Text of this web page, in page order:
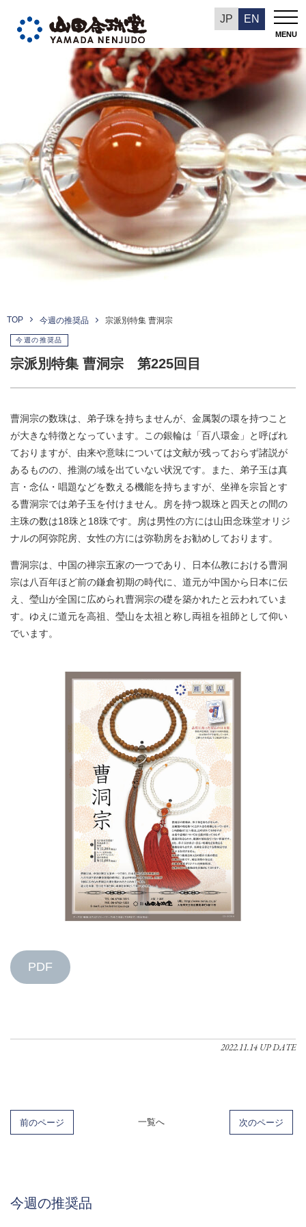
JP EN
MENU
今週の推奨品
TOP 今週の推奨品 宗派別特集 曹洞宗
今週の推奨品
宗派別特集 曹洞宗 第225回目
曹洞宗の数珠は、弟子珠を持ちませんが、金属製の環を持つこと
が大きな特徴となっています。この銀輪は「百八環金」と呼ばれ
ておりますが、由来や意味については文献が残っておらず諸説が
あるものの、推測の域を出ていない状況です。また、弟子玉は真
言・念仏・唱題などを数える機能を持ちますが、坐禅を宗旨とす
る曹洞宗では弟子玉を付けません。房を持つ親珠と四天との間の
主珠の数は18珠と18珠です。房は男性の方には山田念珠堂オリジ
ナルの阿弥陀房、女性の方には弥勒房をお勧めしております。
曹洞宗は、中国の禅宗五家の一つであり、日本仏教における曹洞
宗は八百年ほど前の鎌倉初期の時代に、道元が中国から日本に伝
え、瑩山が全国に広められ曹洞宗の礎を築かれたと云われていま
す。ゆえに道元を高祖、瑩山を太祖と称し両祖を祖師として仰い
でいます。
PDF
2022.11.14 UP DATE
前のページ 一覧へ 次のページ
今週の推奨品